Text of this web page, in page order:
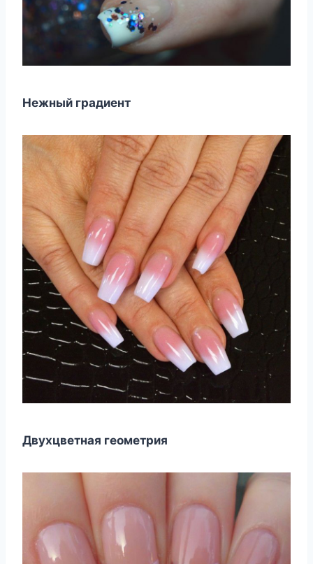
Нежный градиент
Двухцветная геометрия